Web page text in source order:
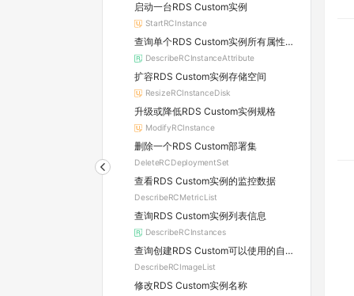
启动一台RDS Custom实例
StartRCInstance
查询单个RDS Custom实例所有属性信息
DescribeRCInstanceAttribute
扩容RDS Custom实例存储空间
ResizeRCInstanceDisk
升级或降低RDS Custom实例规格
ModifyRCInstance
删除一个RDS Custom部署集
DeleteRCDeploymentSet
查看RDS Custom实例的监控数据
DescribeRCMetricList
查询RDS Custom实例列表信息
DescribeRCInstances
查询创建RDS Custom可以使用的自定义镜像列表
DescribeRCImageList
修改RDS Custom实例名称